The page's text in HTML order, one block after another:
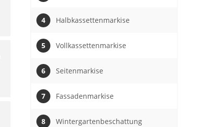
Halbkassettenmarkise
Vollkassettenmarkise
Seitenmarkise
Fassadenmarkise
Wintergartenbeschattung